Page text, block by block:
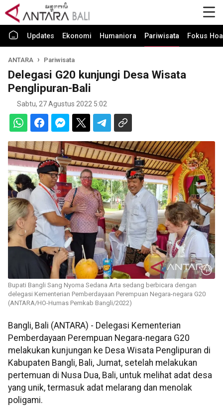
Updates Ekonomi Humaniora Pariwisata Fokus
ANTARA Pariwisata
Delegasi G20 kunjungi Desa Wisata
Penglipuran-Bali
Sabtu, 27 Agustus 2022 5:02
Bupati Bangli Sang Nyoma Sedana Arta sedang berbicara dengan
delegasi Kementerian Pemberdayaan Perempuan Negara-negara G20
(ANTARA/HO-Humas Pemkab Bangli/2022)
Bangli, Bali (ANTARA) - Delegasi Kementerian
Pemberdayaan Perempuan Negara-negara G20
melakukan kunjungan ke Desa Wisata Penglipuran di
Kabupaten Bangli, Bali, Jumat, setelah melakukan
pertemuan di Nusa Dua, Bali, untuk melihat adat desa
yang unik, termasuk adat melarang dan menolak
poligami.